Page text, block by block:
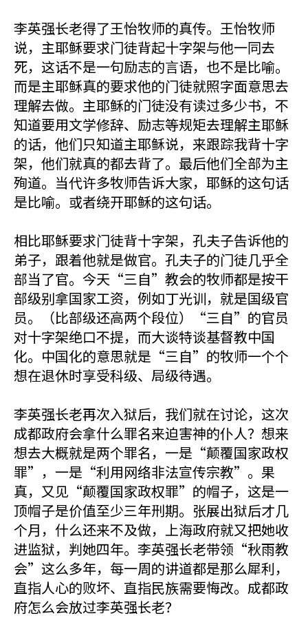
李英强长老得了王怡牧师的真传。王怡牧师
说，主耶稣要求门徒背起十字架与他一同去
死，这话不是一句励志的言语，也不是比喻。
而是主耶稣真的要求他的门徒就照字面意思去
理解去做。主耶稣的门徒没有读过多少书，不
知道要用文学修辞、励志等规矩去理解主耶稣
的话，他们只知道主耶稣说，来跟踪我背十字
架，他们就真的都去背了。最后他们全部为主
殉道。当代许多牧师告诉大家，耶稣的这句话
是比喻。或者绕开耶稣的这句话。
相比耶稣要求门徒背十字架，孔夫子告诉他的
弟子，跟着他就是做官。孔夫子的门徒几乎全
部当了官。今天“三自”教会的牧师都是按干
部级别拿国家工资，例如丁光训，就是国级官
员。（比部级还高两个段位）“三自”的官员
对十字架绝口不提，而大谈特谈基督教中国
化。中国化的意思就是“三自”的牧师一个个
想在退休时享受科级、局级待遇。
李英强长老再次入狱后，我们就在讨论，这次
成都政府会拿什么罪名来迫害神的仆人？想来
想去大概就是两个罪名，一是“颠覆国家政权
罪”，一是“利用网络非法宣传宗教”。果
真，又见“颠覆国家政权罪”的帽子，这是一
顶帽子是价值至少三年刑期。张展出狱后才几
个月，什么还来不及做，上海政府就又把她收
进监狱，判她四年。李英强长老带领“秋雨教
会”这么多年，每一周的讲道都是那么犀利，
直指人心的败坏、直指民族需要悔改。成都政
府怎么会放过李英强长老？